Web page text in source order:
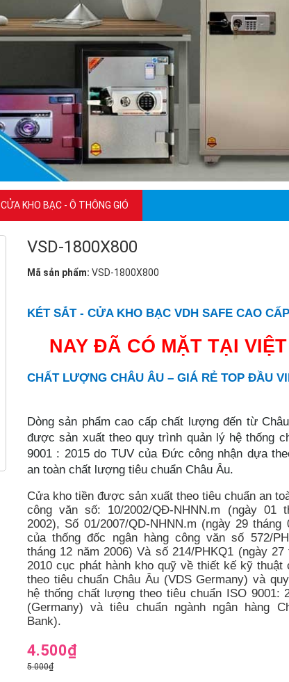
CỬA KHO BẠC - Ô THÔNG GIÓ
VSD-1800X800
Mã sản phẩm: VSD-1800X800
KÉT SẮT - CỬA KHO BẠC VDH SAFE CAO
NAY ĐÃ CÓ MẶT TẠI
CHẤT LƯỢNG CHÂU ÂU – GIÁ RẺ TOP ĐẦU
Dòng sản phẩm cao cấp chất lượng đến từ
được sản xuất theo quy trình quản lý hệ thống
9001 : 2015 do TUV của Đức công nhận dựa
an toàn chất lượng tiêu chuẩn Châu Âu.
Cửa kho tiền được sản xuất theo tiêu chuẩn an
công văn số: 10/2002/QĐ-NHNN.m (ngày 01
2002), Số 01/2007/QD-NHNN.m (ngày 29 tháng
của thống đốc ngân hàng công văn số 572/
tháng 12 năm 2006) Và số 214/PHKQ1 (ngày 27
2010 cục phát hành kho quỹ về thiết kế kỹ thuật
theo tiêu chuẩn Châu Âu (VDS Germany) và
hệ thống chất lượng theo tiêu chuẩn ISO 9001:
(Germany) và tiêu chuẩn ngành ngân hàng
Bank).
4.500₫
5.000₫